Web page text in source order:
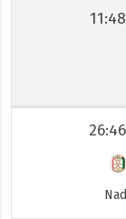
11:48
26:46